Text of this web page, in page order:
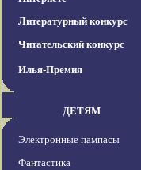
Литературный конкурс
Читательский конкурс
Илья-Премия
ДЕТЯМ
Электронные пампасы
Фантастика